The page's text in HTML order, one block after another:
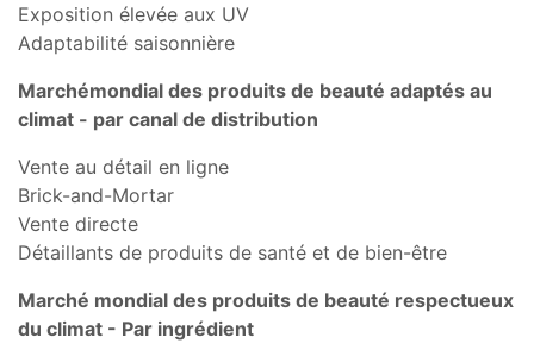
Exposition élevée aux UV
Adaptabilité saisonnière
Marchémondial des produits de beauté adaptés au
climat - par canal de distribution
Vente au détail en ligne
Brick-and-Mortar
Vente directe
Détaillants de produits de santé et de bien-être
Marché mondial des produits de beauté respectueux
du climat - Par ingrédient